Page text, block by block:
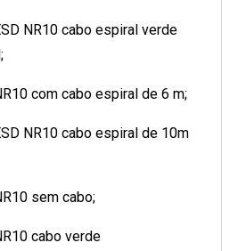
NR10 cabo espiral verde
com cabo espiral de 6 m;
NR10 cabo espiral de 10m
sem cabo;
cabo verde